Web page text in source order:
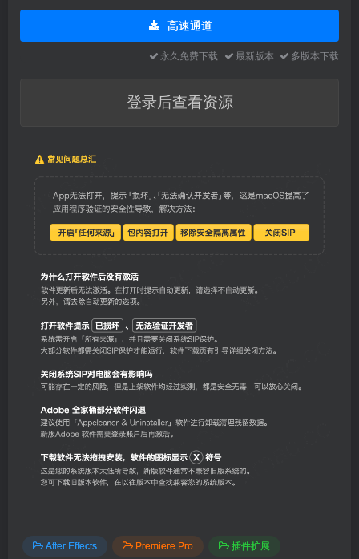
高速通道
永久免费下载 最新版本 多版本下载
登录后查看资源
After Effects Premiere Pro 插件扩展